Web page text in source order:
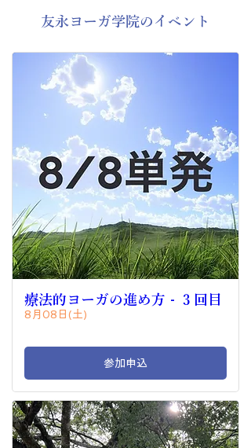
友永ヨーガ学院のイベント
療法的ヨーガの進め方 - ３回目
8月08日(土)
参加申込